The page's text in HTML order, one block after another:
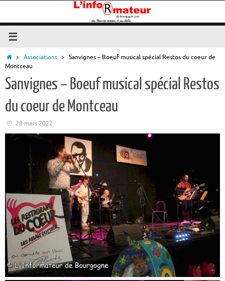
contenu
Accueil
Associations
Sanvignes – Boeuf musical spécial Restos du coeur de
Montceau
Sanvignes – Boeuf musical spécial Restos
du coeur de Montceau
28 mars 2022